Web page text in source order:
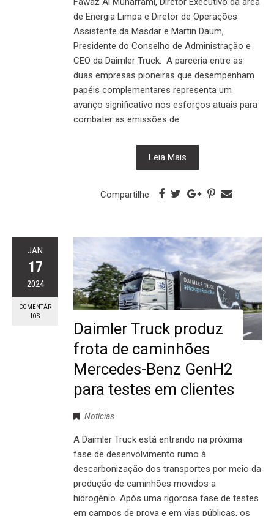
de Energia Limpa e Diretor de Operações
Assistente da Masdar e Martin Daum,
Presidente do Conselho de Administração e
CEO da Daimler Truck. A parceria entre as
duas empresas pioneiras que desempenham
papéis complementares representa um
avanço significativo nos esforços atuais para
combater as emissões de
Leia Mais
Compartilhe
JAN
17
2024
COMENTÁR
IOS
Daimler Truck produz
frota de caminhões
Mercedes-Benz GenH2
para testes em clientes
Notícias
A Daimler Truck está entrando na próxima
fase de desenvolvimento rumo à
descarbonização dos transportes por meio da
produção de caminhões movidos a
hidrogênio. Após uma rigorosa fase de testes
em campos de prova e em vias públicas, os